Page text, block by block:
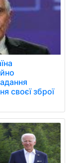
своєї зброї